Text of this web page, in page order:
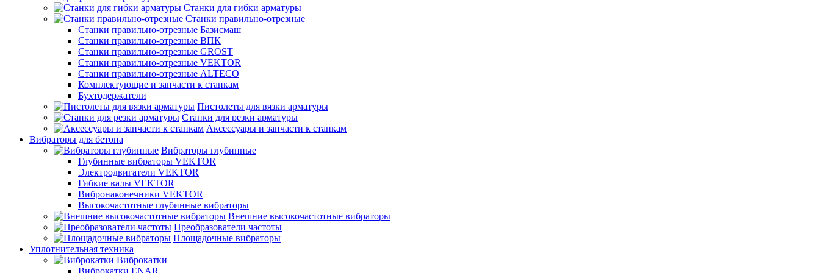
Станки для гибки арматуры
Станки правильно-отрезные
Станки правильно-отрезные Базисмаш
Станки правильно-отрезные ВПК
Станки правильно-отрезные GROST
Станки правильно-отрезные VEKTOR
Станки правильно-отрезные ALTECO
Комплектующие и запчасти к станкам
Бухтодержатели
Пистолеты для вязки арматуры
Станки для резки арматуры
Аксессуары и запчасти к станкам
Вибраторы для бетона
Вибраторы глубинные
Глубинные вибраторы VEKTOR
Электродвигатели VEKTOR
Гибкие валы VEKTOR
Вибронаконечники VEKTOR
Высокочастотные глубинные вибраторы
Внешние высокочастотные вибраторы
Преобразователи частоты
Площадочные вибраторы
Уплотнительная техника
Виброкатки
Виброкатки ENAR